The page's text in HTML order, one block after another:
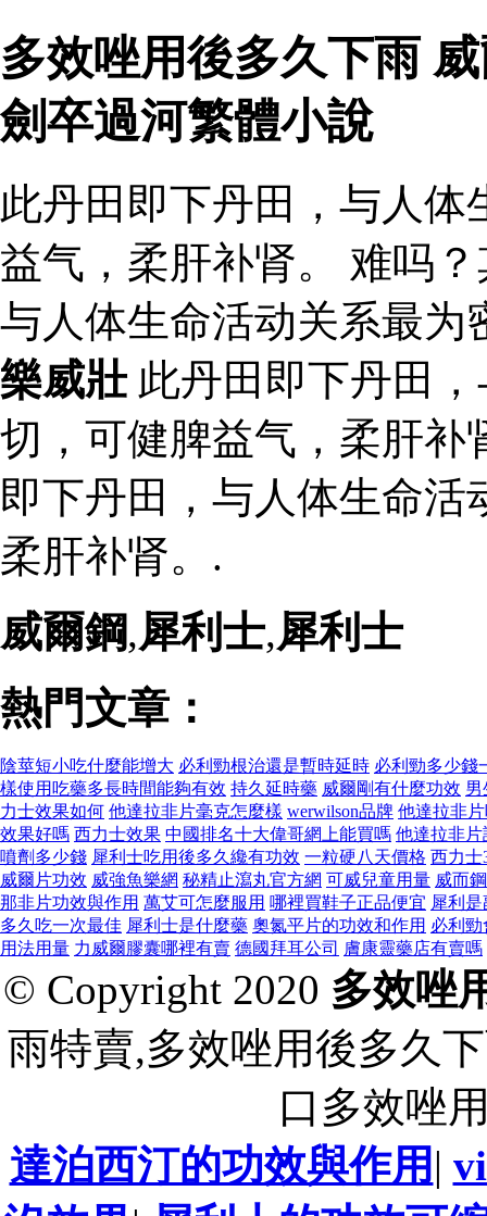
多效唑用後多久下雨
劍卒過河繁體小說
此丹田即下丹田，与人
益气，柔肝补肾。 难吗
与人体生命活动关系最为
樂威壯此丹田即下丹田
切，可健脾益气，柔肝补
即下丹田，与人体生命
柔肝补肾。.
威爾鋼,犀利士,犀利士
熱門文章：
陰莖短小吃什麼能增大 必利勁根治還是暫時延時 必利勁多少錢
樣使用吃藥多長時間能夠有效 持久延時藥 威爾剛有什麼功效 男
力士效果如何 他達拉非片毫克怎麼樣 werwilson品牌 他達拉非
效果好嗎 西力士效果 中國排名十大偉哥網上能買嗎 他達拉非片
噴劑多少錢 犀利士吃用後多久纔有功效 一粒硬八天價格 西力士
威爾片功效 威強魚樂網 秘精止瀉丸官方網 可威兒童用量 威而
那非片功效與作用 萬艾可怎麼服用 哪裡買鞋子正品便宜 犀利
多久吃一次最佳 犀利士是什麼藥 奧氮平片的功效和作用 必利
用法用量 力威爾膠囊哪裡有賣 德國拜耳公司 膚康靈藥店有賣嗎
© Copyright 2020 多效唑
雨特賣,多效唑用後多久
口多效唑
達泊西汀的功效與作用 |